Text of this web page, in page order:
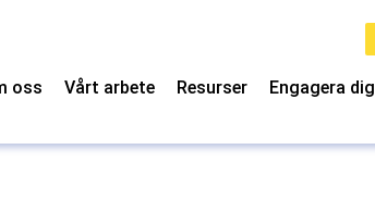
oss Vårt arbete Resurser Engagera dig